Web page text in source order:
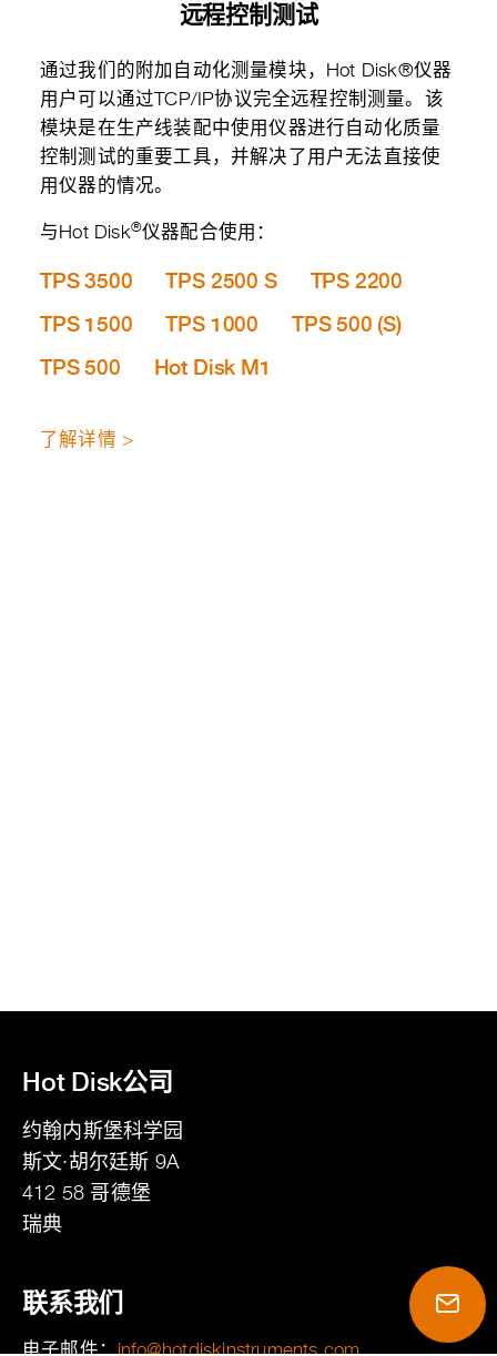
远程控制测试
通过我们的附加自动化测量模块，Hot Disk®仪器
用户可以通过TCP/IP协议完全远程控制测量。该
模块是在生产线装配中使用仪器进行自动化质量
控制测试的重要工具，并解决了用户无法直接使
用仪器的情况。
与Hot Disk®仪器配合使用：
TPS 3500 TPS 2500 S
TPS 2200
TPS 1500
TPS 1000
TPS 500 (S)
TPS 500
Hot Disk M1
了解详情 >
Hot Disk公司
约翰内斯堡科学园
斯文·胡尔廷斯 9A
412 58 哥德堡
瑞典
联系我们
电子邮件：moc.stnemurtsniksidtoh@ofni